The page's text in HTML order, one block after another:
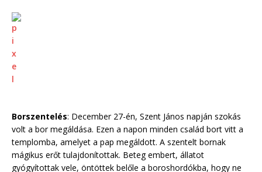
Borszentelés: December 27-én, Szent János napján szokás
volt a bor megáldása. Ezen a napon minden család bort vitt a
templomba, amelyet a pap megáldott. A szentelt bornak
mágikus erőt tulajdonítottak. Beteg embert, állatot
gyógyítottak vele, öntöttek belőle a boroshordókba, hogy ne